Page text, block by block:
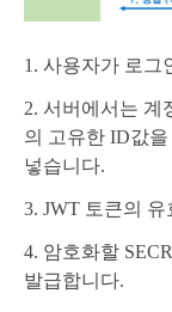
1. 사용자가 로그
2. 서버에서는 계
의 고유한 ID값을
넣습니다.
3. JWT 토큰의
4. 암호화할
발급합니다.